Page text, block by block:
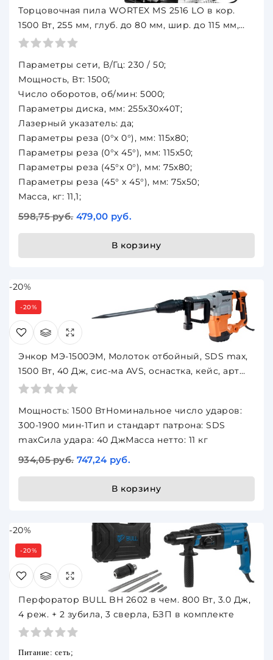
Торцовочная пила WORTEX MS 2516 LO в кор.
1500 Вт, 255 мм, глуб. до 80 мм, шир. до 115 мм,
лазер
Параметры сети, В/Гц: 230 / 50;
Мощность, Вт: 1500;
Число оборотов, об/мин: 5000;
Параметры диска, мм: 255х30х40Т;
Лазерный указатель: да;
Параметры реза (0°х 0°), мм: 115х80;
Параметры реза (0°х 45°), мм: 115х50;
Параметры реза (45°х 0°), мм: 75x80;
Параметры реза (45° х 45°), мм: 75х50;
Масса, кг: 11,1;
598,75 руб. 479,00 руб.
В корзину
-20%
-20%
Энкор МЭ-1500ЭМ, Молоток отбойный, SDS max,
1500 Вт, 40 Дж, сис-ма AVS, оснастка, кейс, арт
50131
Мощность: 1500 ВтНоминальное число ударов:
300-1900 мин-1Тип и стандарт патрона: SDS
maxСила удара: 40 ДжМасса нетто: 11 кг
934,05 руб. 747,24 руб.
В корзину
-20%
-20%
Перфоратор BULL BH 2602 в чем. 800 Вт, 3.0 Дж,
4 реж. + 2 зубила, 3 сверла, БЗП в комплекте
Питание: сеть;